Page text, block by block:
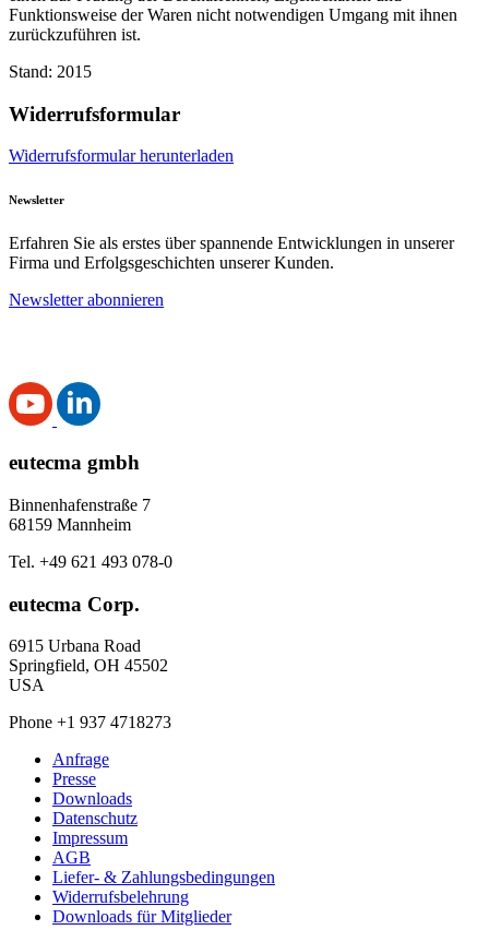
Funktionsweise der Waren nicht notwendigen Umgang mit ihnen
zurückzuführen ist.
Stand: 2015
Widerrufsformular
Widerrufsformular herunterladen
Newsletter
Erfahren Sie als erstes über spannende Entwicklungen in unserer
Firma und Erfolgsgeschichten unserer Kunden.
Newsletter abonnieren
eutecma gmbh
Binnenhafenstraße 7
68159 Mannheim
Tel. +49 621 493 078-0
eutecma Corp.
6915 Urbana Road
Springfield, OH 45502
USA
Phone +1 937 4718273
Anfrage
Presse
Downloads
Datenschutz
Impressum
AGB
Liefer- & Zahlungsbedingungen
Widerrufsbelehrung
Downloads für Mitglieder